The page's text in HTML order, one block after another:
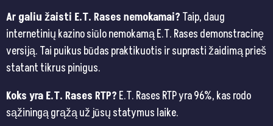
Ar galiu žaisti E.T. Rases nemokamai? Taip, daug
internetinių kazino siūlo nemokamą E.T. Rases demonstracinę
versiją. Tai puikus būdas praktikuotis ir suprasti žaidimą prieš
statant tikrus pinigus.
Koks yra E.T. Rases RTP? E.T. Rases RTP yra 96%, kas rodo
sąžiningą grąžą už jūsų statymus laike.